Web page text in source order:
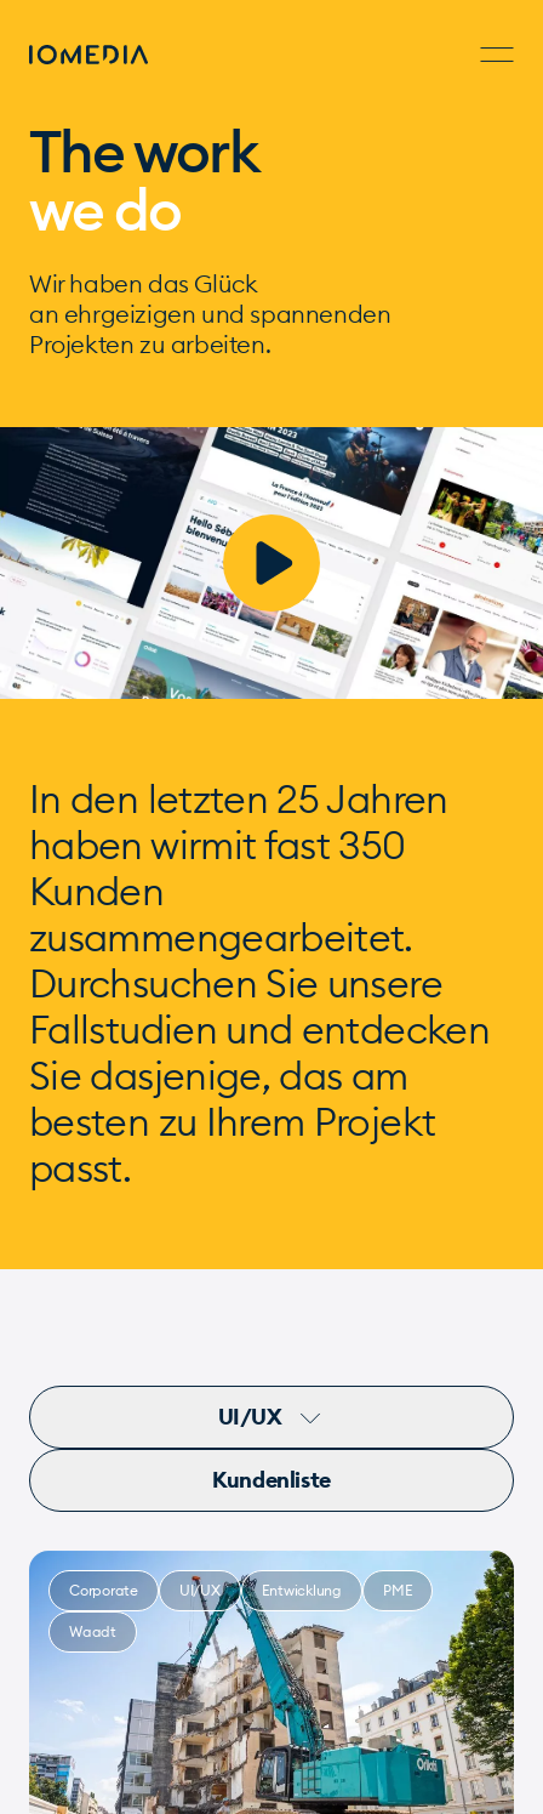
The work
we do
Wir haben das Glück
an ehrgeizigen und spannenden
Projekten zu arbeiten.
In den letzten 25 Jahren
haben wirmit fast 350
Kunden
zusammengearbeitet.
Durchsuchen Sie unsere
Fallstudien und entdecken
Sie dasjenige, das am
besten zu Ihrem Projekt
passt.
UI/UX
Kundenliste
Corporate UI/UX Entwicklung PME
Waadt